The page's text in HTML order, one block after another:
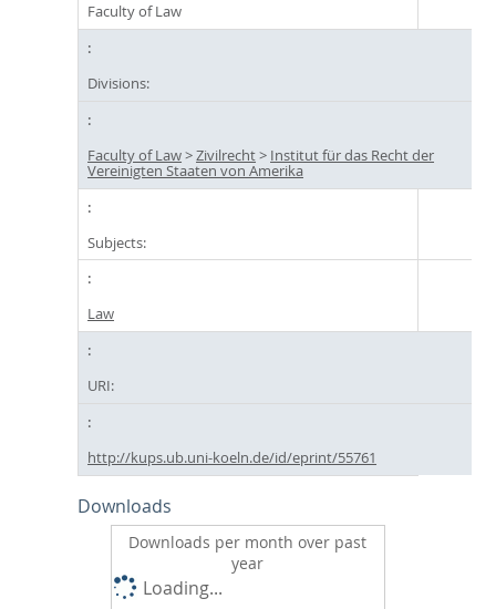
Faculty of Law
Divisions:
Faculty of Law>Zivilrecht> Institut für das Recht der
Vereinigten Staaten von Amerika
Subjects:
Law
URI:
http://kups.ub.uni-koeln.de/id/eprint/55761
Downloads
Downloads per month over past
year
Loading...